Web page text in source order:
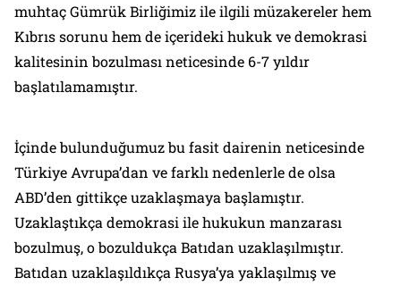
muhtaç Gümrük Birliğimiz ile ilgili müzakereler hem
Kıbrıs sorunu hem de içerideki hukuk ve demokrasi
kalitesinin bozulması neticesinde 6-7 yıldır
başlatılamamıştır.
İçinde bulunduğumuz bu fasit dairenin neticesinde
Türkiye Avrupa’dan ve farklı nedenlerle de olsa
ABD’den gittikçe uzaklaşmaya başlamıştır.
Uzaklaştıkça demokrasi ile hukukun manzarası
bozulmuş, o bozuldukça Batıdan uzaklaşılmıştır.
Batıdan uzaklaşıldıkça Rusya’ya yaklaşılmış ve